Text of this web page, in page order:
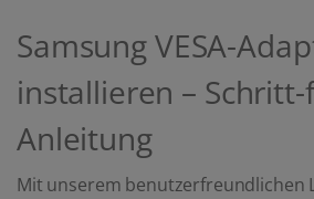
Samsung VESA-
installieren –
Anleitung
Mit unserem benutzerfreundlichen